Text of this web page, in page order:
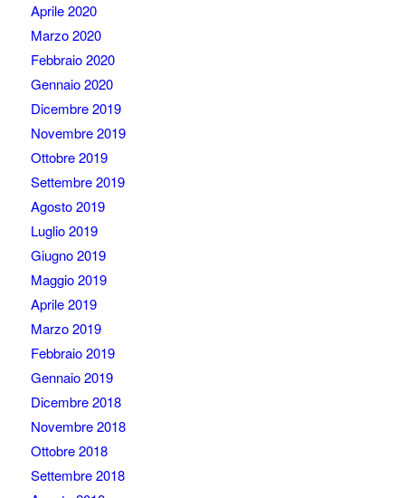
Aprile 2020
Marzo 2020
Febbraio 2020
Gennaio 2020
Dicembre 2019
Novembre 2019
Ottobre 2019
Settembre 2019
Agosto 2019
Luglio 2019
Giugno 2019
Maggio 2019
Aprile 2019
Marzo 2019
Febbraio 2019
Gennaio 2019
Dicembre 2018
Novembre 2018
Ottobre 2018
Settembre 2018